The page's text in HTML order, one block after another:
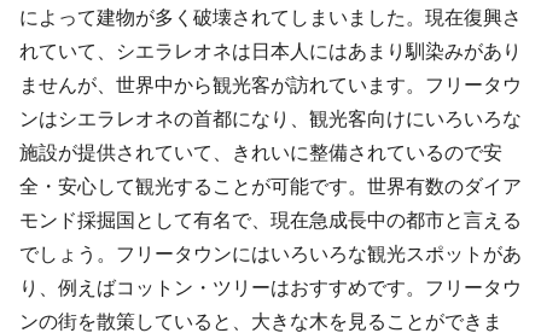
によって建物が多く破壊されてしまいました。現在復興さ
れていて、シエラレオネは日本人にはあまり馴染みがあり
ませんが、世界中から観光客が訪れています。フリータウ
ンはシエラレオネの首都になり、観光客向けにいろいろな
施設が提供されていて、きれいに整備されているので安
全・安心して観光することが可能です。世界有数のダイア
モンド採掘国として有名で、現在急成長中の都市と言える
でしょう。フリータウンにはいろいろな観光スポットがあ
り、例えばコットン・ツリーはおすすめです。フリータウ
ンの街を散策していると、大きな木を見ることができま